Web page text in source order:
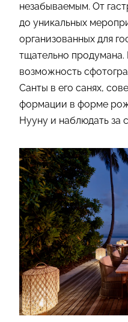
незабываемым. От
до уникальных
организованных для
тщательно продумана.
возможность
Санты в его санях,
формации в форме
Нууну и наблюдать за